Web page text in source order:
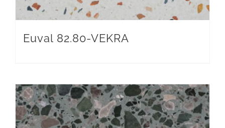
Euval 82.80-VEKRA